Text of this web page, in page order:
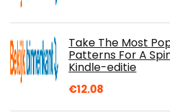
Take The Most
Patterns For A
Kindle-editie
€12.08